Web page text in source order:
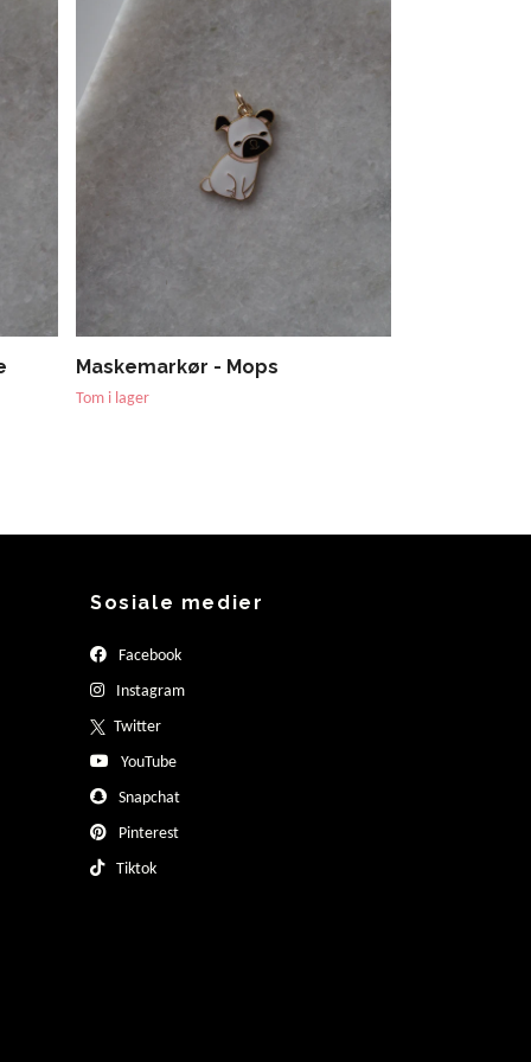
Maskemarkør - Mops
Tom i lager
Sosiale medier
Facebook
Instagram
Twitter
YouTube
Snapchat
Pinterest
Tiktok